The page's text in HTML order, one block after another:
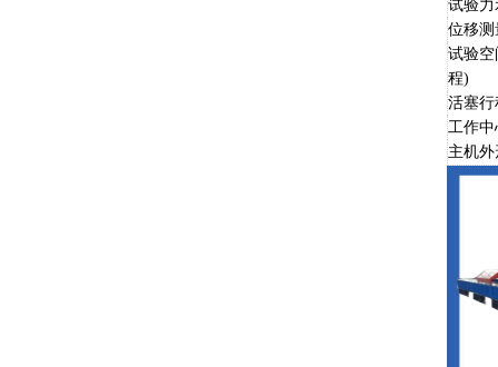
试验
位移
试验
程)
活塞行
工作中
主机